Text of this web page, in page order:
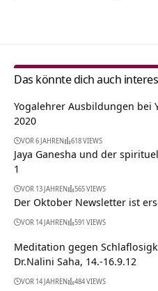
Das könnte dich auch
Yogalehrer Ausbildungen bei
2020
VOR 6 JAHREN 618 VIEWS
Jaya Ganesha und der
1
VOR 13 JAHREN 565 VIEWS
Der Oktober Newsletter ist
VOR 14 JAHREN 591 VIEWS
Meditation gegen
Dr.Nalini Saha, 14.-16.9.12
VOR 14 JAHREN 484 VIEWS